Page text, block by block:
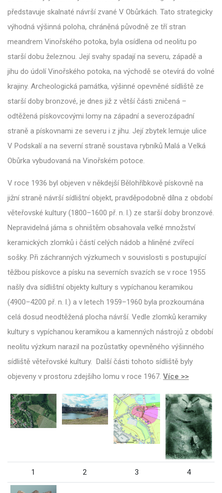
představuje skalnaté návrší zvané V Obůrkách. Tato strategicky
výhodná výšinná poloha, chráněná původně ze tří stran
meandrem Vinořského potoka, byla osídlena od neolitu po
starší dobu železnou. Její svahy spadají na severu, západě a
jihu do údolí Vinořského potoka, na východě se otevírá do volné
krajiny. Archeologická památka, výšinné opevněné sídliště ze
starší doby bronzové, je dnes již z větší části zničená –
odtěžená pískovcovými lomy na západní a severozápadní
straně a pískovnami ze severu i z jihu. Její zbytek lemuje ulice
V Podskalí a na severní straně soustava rybníků Malá a Velká
Obůrka vybudovaná na Vinořském potoce.
V roce 1936 byl objeven v někdejší Bělohříbkově pískovně na
jižní straně návrší sídlištní objekt, pravděpodobně dílna z období
věteřovské kultury (1800–1600 př. n. l.) ze starší doby bronzové.
Nepravidelná jáma s ohništěm obsahovala velké množství
keramických zlomků i částí celých nádob a hliněné zvířecí
sošky. Při záchranných výzkumech v souvislosti s postupující
těžbou pískovce a písku na severních svazích se v roce 1955
našly dva sídlištní objekty kultury s vypíchanou keramikou
(4900–4200 př. n. l.) a v letech 1959–1960 byla prozkoumána
celá dosud neodtěžená plocha návrší. Vedle zlomků keramiky
kultury s vypíchanou keramikou a kamenných nástrojů z období
neolitu výzkum narazil na pozůstatky opevněného výšinného
sídliště věteřovské kultury. Další části tohoto sídliště byly
objeveny v prostoru zdejšího lomu v roce 1967. Více >>
1 2 3 4